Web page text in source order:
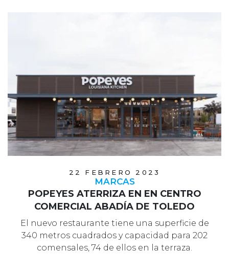
22 FEBRERO 2023
MARCAS
POPEYES ATERRIZA EN EN CENTRO
COMERCIAL ABADÍA DE TOLEDO
El nuevo restaurante tiene una superficie de
340 metros cuadrados y capacidad para 202
comensales, 74 de ellos en la terraza.